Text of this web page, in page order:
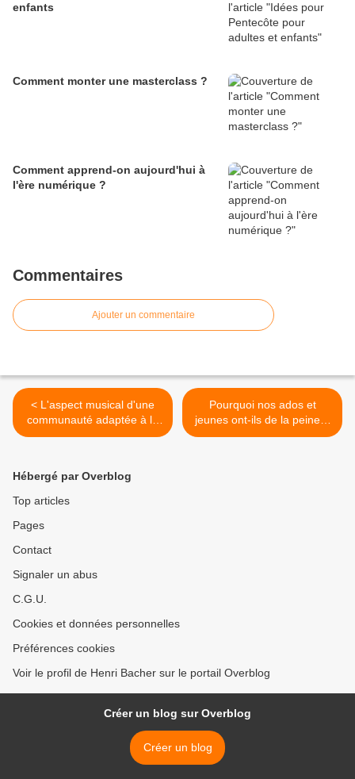
enfants
Comment monter une masterclass ?
Comment apprend-on aujourd'hui à
l'ère numérique ?
Commentaires
Ajouter un commentaire
< L'aspect musical d'une
communauté adaptée à la
culture internet
Pourquoi nos ados et
jeunes ont-ils de la peine à
suivre le culte? >
Hébergé par Overblog
Top articles
Pages
Contact
Signaler un abus
C.G.U.
Cookies et données personnelles
Préférences cookies
Voir le profil de Henri Bacher sur le portail Overblog
Créer un blog sur Overblog
Créer un blog